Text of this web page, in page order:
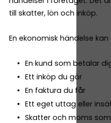
till skatter, lön och inköp.
En ekonomisk händelse
En kund som betalar
Ett inköp du gör
En faktura du får
Ett eget uttag eller
Skatter och moms